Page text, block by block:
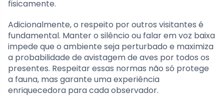
fisicamente.
Adicionalmente, o respeito por outros visitantes é
fundamental. Manter o silêncio ou falar em voz baixa
impede que o ambiente seja perturbado e maximiza
a probabilidade de avistagem de aves por todos os
presentes. Respeitar essas normas não só protege
a fauna, mas garante uma experiência
enriquecedora para cada observador.